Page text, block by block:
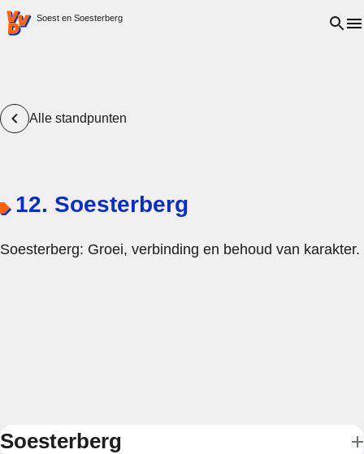
VVD.nl - Ga naar de homepage
Soest en Soesterberg Open
Alle standpunten
12. Soesterberg
Soesterberg: Groei, verbinding en behoud van karakter.
Soesterberg